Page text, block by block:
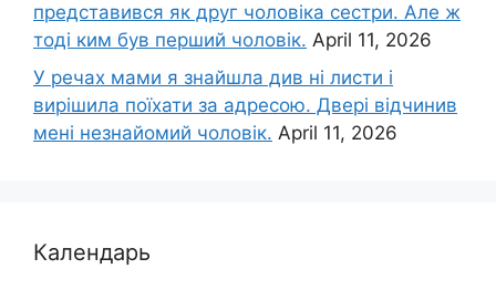
представився як друг чоловіка сестри. Але ж
тоді ким був перший чоловік. April 11, 2026
У речах мами я знайшла див ні листи і
вирішила поїхати за адресою. Двері відчинив
мені незнайомий чоловік. April 11, 2026
Календарь